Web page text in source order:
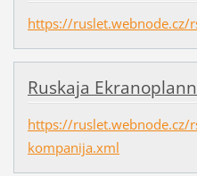
https://ruslet.webnode.cz/
Ruskaja
https://ruslet.webnode.cz/
kompanija.xml